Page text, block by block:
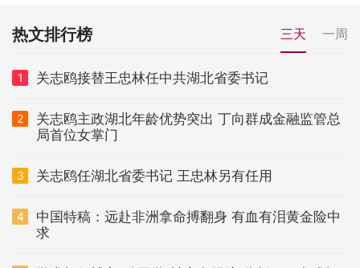
热文排行榜 三天 一周
1 关志鸥接替王忠林任中共湖北省委书记
2
关志鸥主政湖北年龄优势突出 丁向群成金融监管总
局首位女掌门
3 关志鸥任湖北省委书记 王忠林另有任用
4
中国特稿：远赴非洲拿命搏翻身 有血有泪黄金险中
求